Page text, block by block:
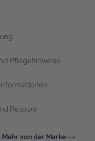
Pflegehinweise
Retoure
Mehr von der Marke